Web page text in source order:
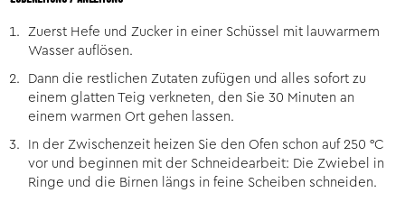
Zuerst Hefe und Zucker in einer Schüssel mit lauwarmem
Wasser auflösen.
Dann die restlichen Zutaten zufügen und alles sofort zu
einem glatten Teig verkneten, den Sie 30 Minuten an
einem warmen Ort gehen lassen.
In der Zwischenzeit heizen Sie den Ofen schon auf 250 °C
vor und beginnen mit der Schneidearbeit: Die Zwiebel in
Ringe und die Birnen längs in feine Scheiben schneiden.